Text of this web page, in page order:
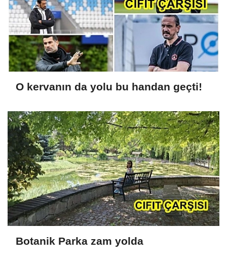
O kervanın da yolu bu handan geçti!
Botanik Parka zam yolda